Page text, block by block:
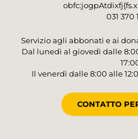
031 370
Servizio agli abbonati e ai
Dal lunedì al giovedì dalle
Il venerdì dalle 8:00 alle
CONTATTO